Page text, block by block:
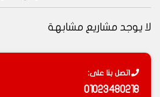
لا يوجد مشاريع مشابهة
اتصل بنا على:
01023480218